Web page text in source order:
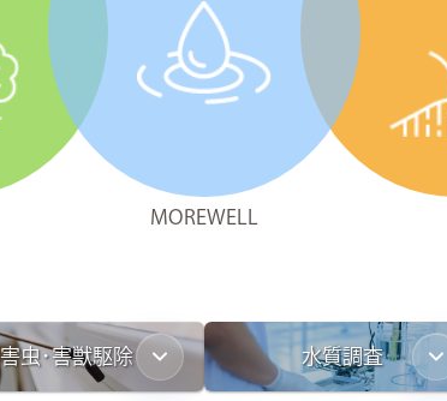
MOREWELL
害虫･害獣駆除 水質調査